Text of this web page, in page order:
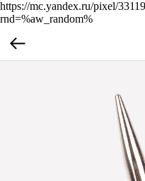
https://mc.yandex.ru/pixel/
rnd=%aw_random%